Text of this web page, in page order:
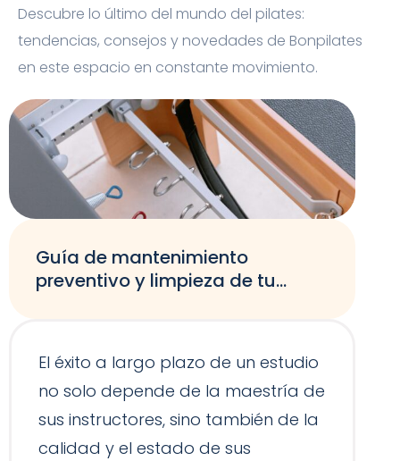
Descubre lo último del mundo del pilates:
tendencias, consejos y novedades de Bonpilates
en este espacio en constante movimiento.
Guía de mantenimiento
preventivo y limpieza de tu
El éxito a largo plazo de un estudio
no solo depende de la maestría de
sus instructores, sino también de la
calidad y el estado de sus